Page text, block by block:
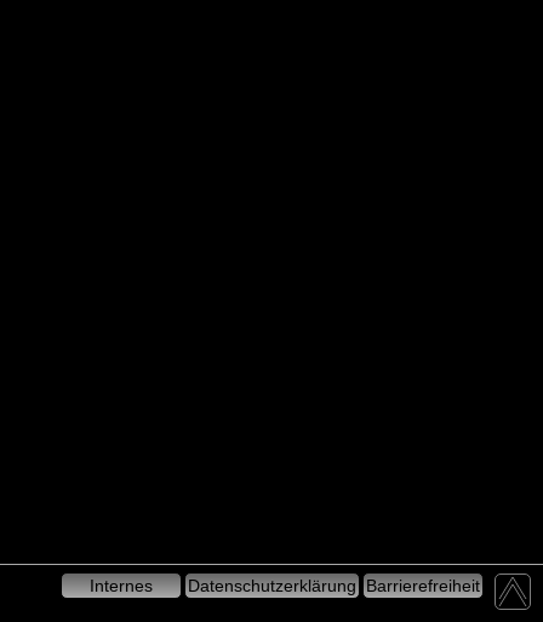
Internes Datenschutzerklärung Barrierefreiheit